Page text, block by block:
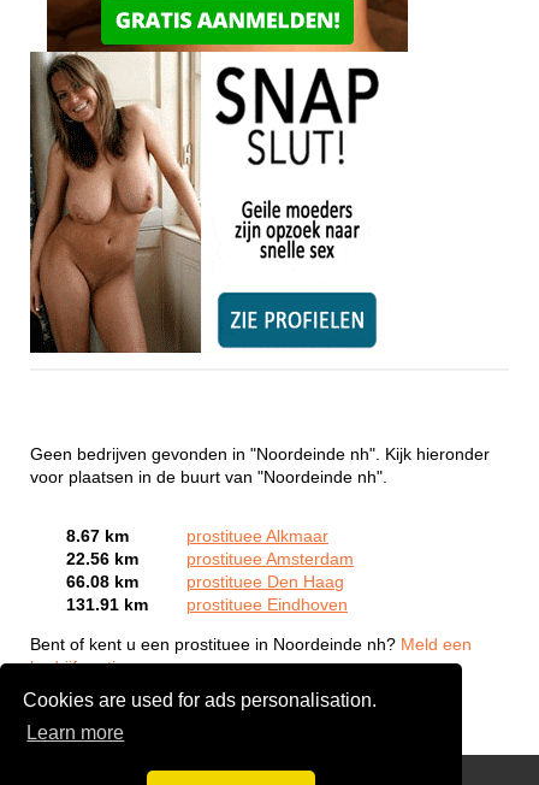
Cookies are used for ads personalisation.
Learn more
Geen bedrijven gevonden in "Noordeinde nh". Kijk hieronder
voor plaatsen in de buurt van "Noordeinde nh".
8.67 km
prostituee Alkmaar
22.56 km
prostituee Amsterdam
66.08 km
prostituee Den Haag
131.91 km
prostituee Eindhoven
Bent of kent u een prostituee in Noordeinde nh? Meld een
bedrijf gratis aan